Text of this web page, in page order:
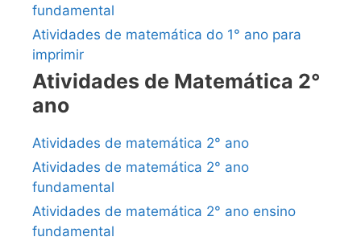
fundamental
Atividades de matemática do 1° ano para
imprimir
Atividades de Matemática 2°
ano
Atividades de matemática 2° ano
Atividades de matemática 2° ano
fundamental
Atividades de matemática 2° ano ensino
fundamental